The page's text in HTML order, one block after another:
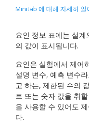
Minitab 에 대해 자세히 알
요인 정보 표에는 설
의 값이 표시됩니다.
요인은 실험에서 제어
설명 변수, 예측 변수
고 하는, 제한된 수의
트 또는 숫자 값을 취
을 사용할 수 있어도
다.